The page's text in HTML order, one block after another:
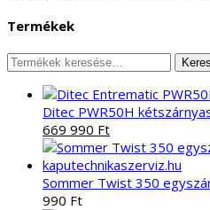
Termékek
Keresés
a
következőre:
Ditec PWR50H
Original
price
was:
685
285 Ft.
669 990 FtCurrent
price
is:
669
Sommer Twist 350
990 Ft